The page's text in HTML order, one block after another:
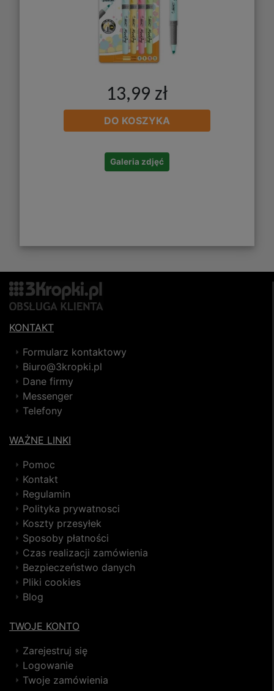
13,99 zł
DO KOSZYKA
Galeria zdjęć
KONTAKT
Formularz kontaktowy
Biuro@3kropki.pl
Dane firmy
Messenger
Telefony
WAŻNE LINKI
Pomoc
Kontakt
Regulamin
Polityka prywatnosci
Koszty przesyłek
Sposoby płatności
Czas realizacji zamówienia
Bezpieczeństwo danych
Pliki cookies
Blog
TWOJE KONTO
Zarejestruj się
Logowanie
Twoje zamówienia